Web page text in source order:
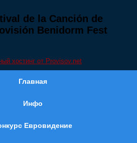
de la Canción de
Benidorm Fest
Главная
Инфо
Евровидение